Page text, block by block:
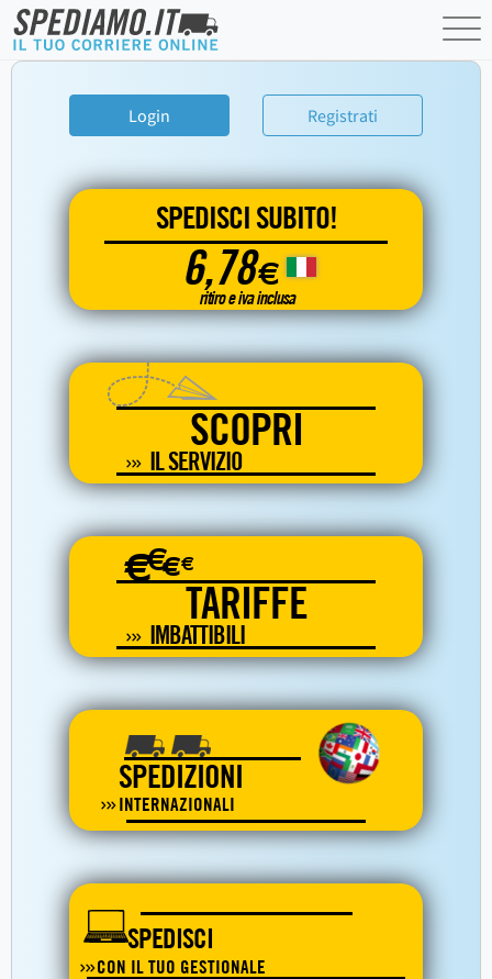
Login Registrati
SPEDISCI SUBITO!
6,78€
ritiro e iva inclusa
SCOPRI
IL SERVIZIO
€€€€
TARIFFE
IMBATTIBILI
SPEDIZIONI
INTERNAZIONALI
SPEDISCI
CON IL TUO GESTIONALE